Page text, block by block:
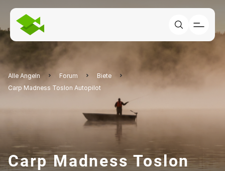
Alle Angeln Forum
Biete
Carp Madness Toslon Autopilot
Carp Madness Toslon